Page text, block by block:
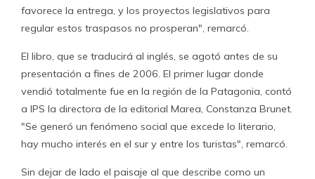
favorece la entrega, y los proyectos legislativos para
regular estos traspasos no prosperan", remarcó.
El libro, que se traducirá al inglés, se agotó antes de su
presentación a fines de 2006. El primer lugar donde
vendió totalmente fue en la región de la Patagonia, contó
a IPS la directora de la editorial Marea, Constanza Brunet.
"Se generó un fenómeno social que excede lo literario,
hay mucho interés en el sur y entre los turistas", remarcó.
Sin dejar de lado el paisaje al que describe como un